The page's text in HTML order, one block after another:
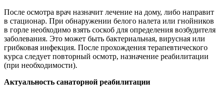
После осмотра врач назначит лечение на дому, либо направит
в стационар. При обнаружении белого налета или гнойников
в горле необходимо взять соскоб для определения возбудителя
заболевания. Это может быть бактериальная, вирусная или
грибковая инфекция. После прохождения терапевтического
курса следует повторный осмотр, назначение реабилитации
(при необходимости).
Актуальность санаторной реабилитации